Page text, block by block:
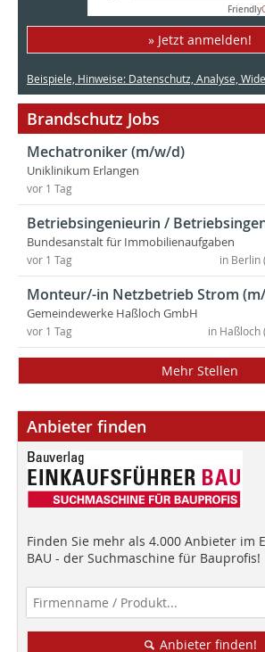
Friendly
» Jetzt anmelden!
Beispiele, Hinweise: Datenschutz, Analyse,
Brandschutz Jobs
Mechatroniker (m/w/d)
Uniklinikum Erlangen
vor 1 Tag
Betriebsingenieurin /
Bundesanstalt für Immobilienaufgaben
in Berlin
vor 1 Tag
Monteur/-in Netzbetrieb Strom
Gemeindewerke Haßloch GmbH
in Haßloch
vor 1 Tag
Mehr Stellen
Anbieter finden
Finden Sie mehr als 4.000 Anbieter im
BAU - der Suchmaschine für Bauprofis!
Anbieter finden!